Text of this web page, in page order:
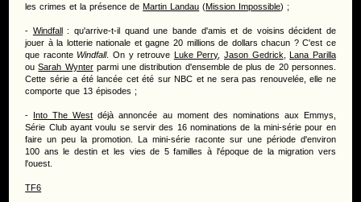
les crimes et la présence deMartin Landau (Mission Impossible) ;
- Windfall: qu'arrive-t-il quand une bande d'amis et de voisins décident de
jouer à la lotterie nationale et gagne 20 millions de dollars chacun ? C'est ce
que raconte Windfall. On y retrouve Luke Perry,Jason Gedrick ,Lana Parilla
ouSarah Wynterparmi une distribution d'ensemble de plus de 20 personnes.
Cette série a été lancée cet été sur NBC et ne sera pas renouvelée, elle ne
comporte que 13 épisodes ;
- Into The West déjà annoncée au moment des nominations aux Emmys,
Série Club ayant voulu se servir des 16 nominations de la mini-série pour en
faire un peu la promotion. La mini-série raconte sur une période d'environ
100 ans le destin et les vies de 5 familles à l'époque de la migration vers
l'ouest.
TF6